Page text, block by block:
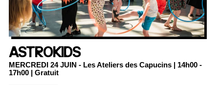
ASTROKIDS
MERCREDI 24 JUIN - Les Ateliers des Capucins | 14h00 -
17h00 | Gratuit